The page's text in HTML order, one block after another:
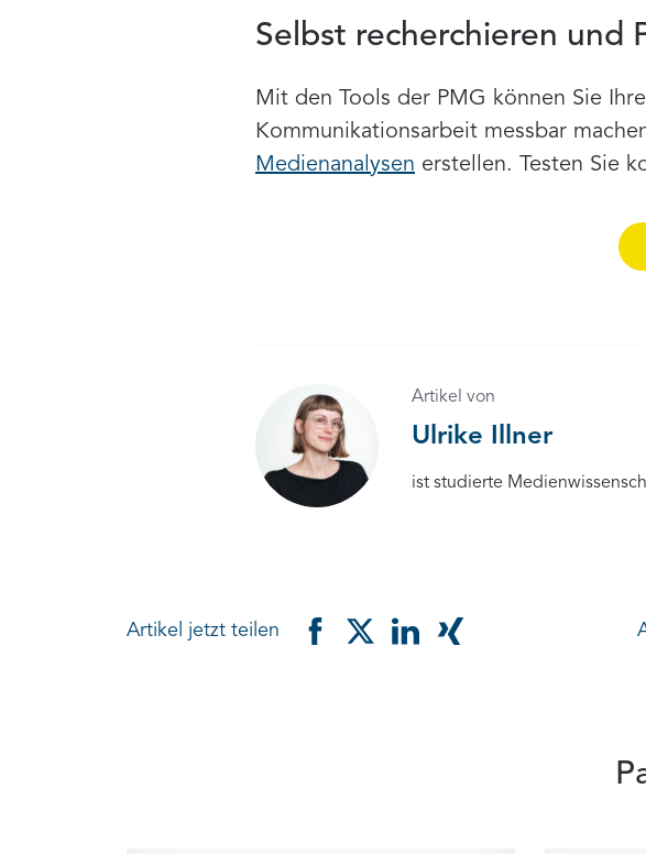
Selbst recherchieren und
Mit den Tools der PMG können Sie
Kommunikationsarbeit messbar
Medienanalysen erstellen. Testen Sie
Artikel von
Ulrike Illner
ist studierte
Artikel jetzt teilen